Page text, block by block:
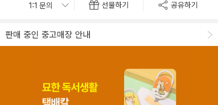
선물하기 공유하기
판매 중인 중고매장 안내